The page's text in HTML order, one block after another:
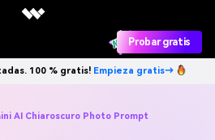
Probar gratis
100 % gratis! Empieza gratis→
AI Chiaroscuro Photo Prompt